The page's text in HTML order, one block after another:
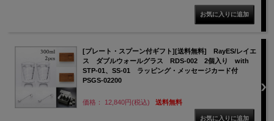
[プレート・スプーン付ギフト][送料無料] RayES/レイエ
ス ダブルウォールグラス RDS-002 2個入り with
STP-01、SS-01 ラッピング・メッセージカード付
PSGS-02200
価格： 12,840円(税込) 送料無料